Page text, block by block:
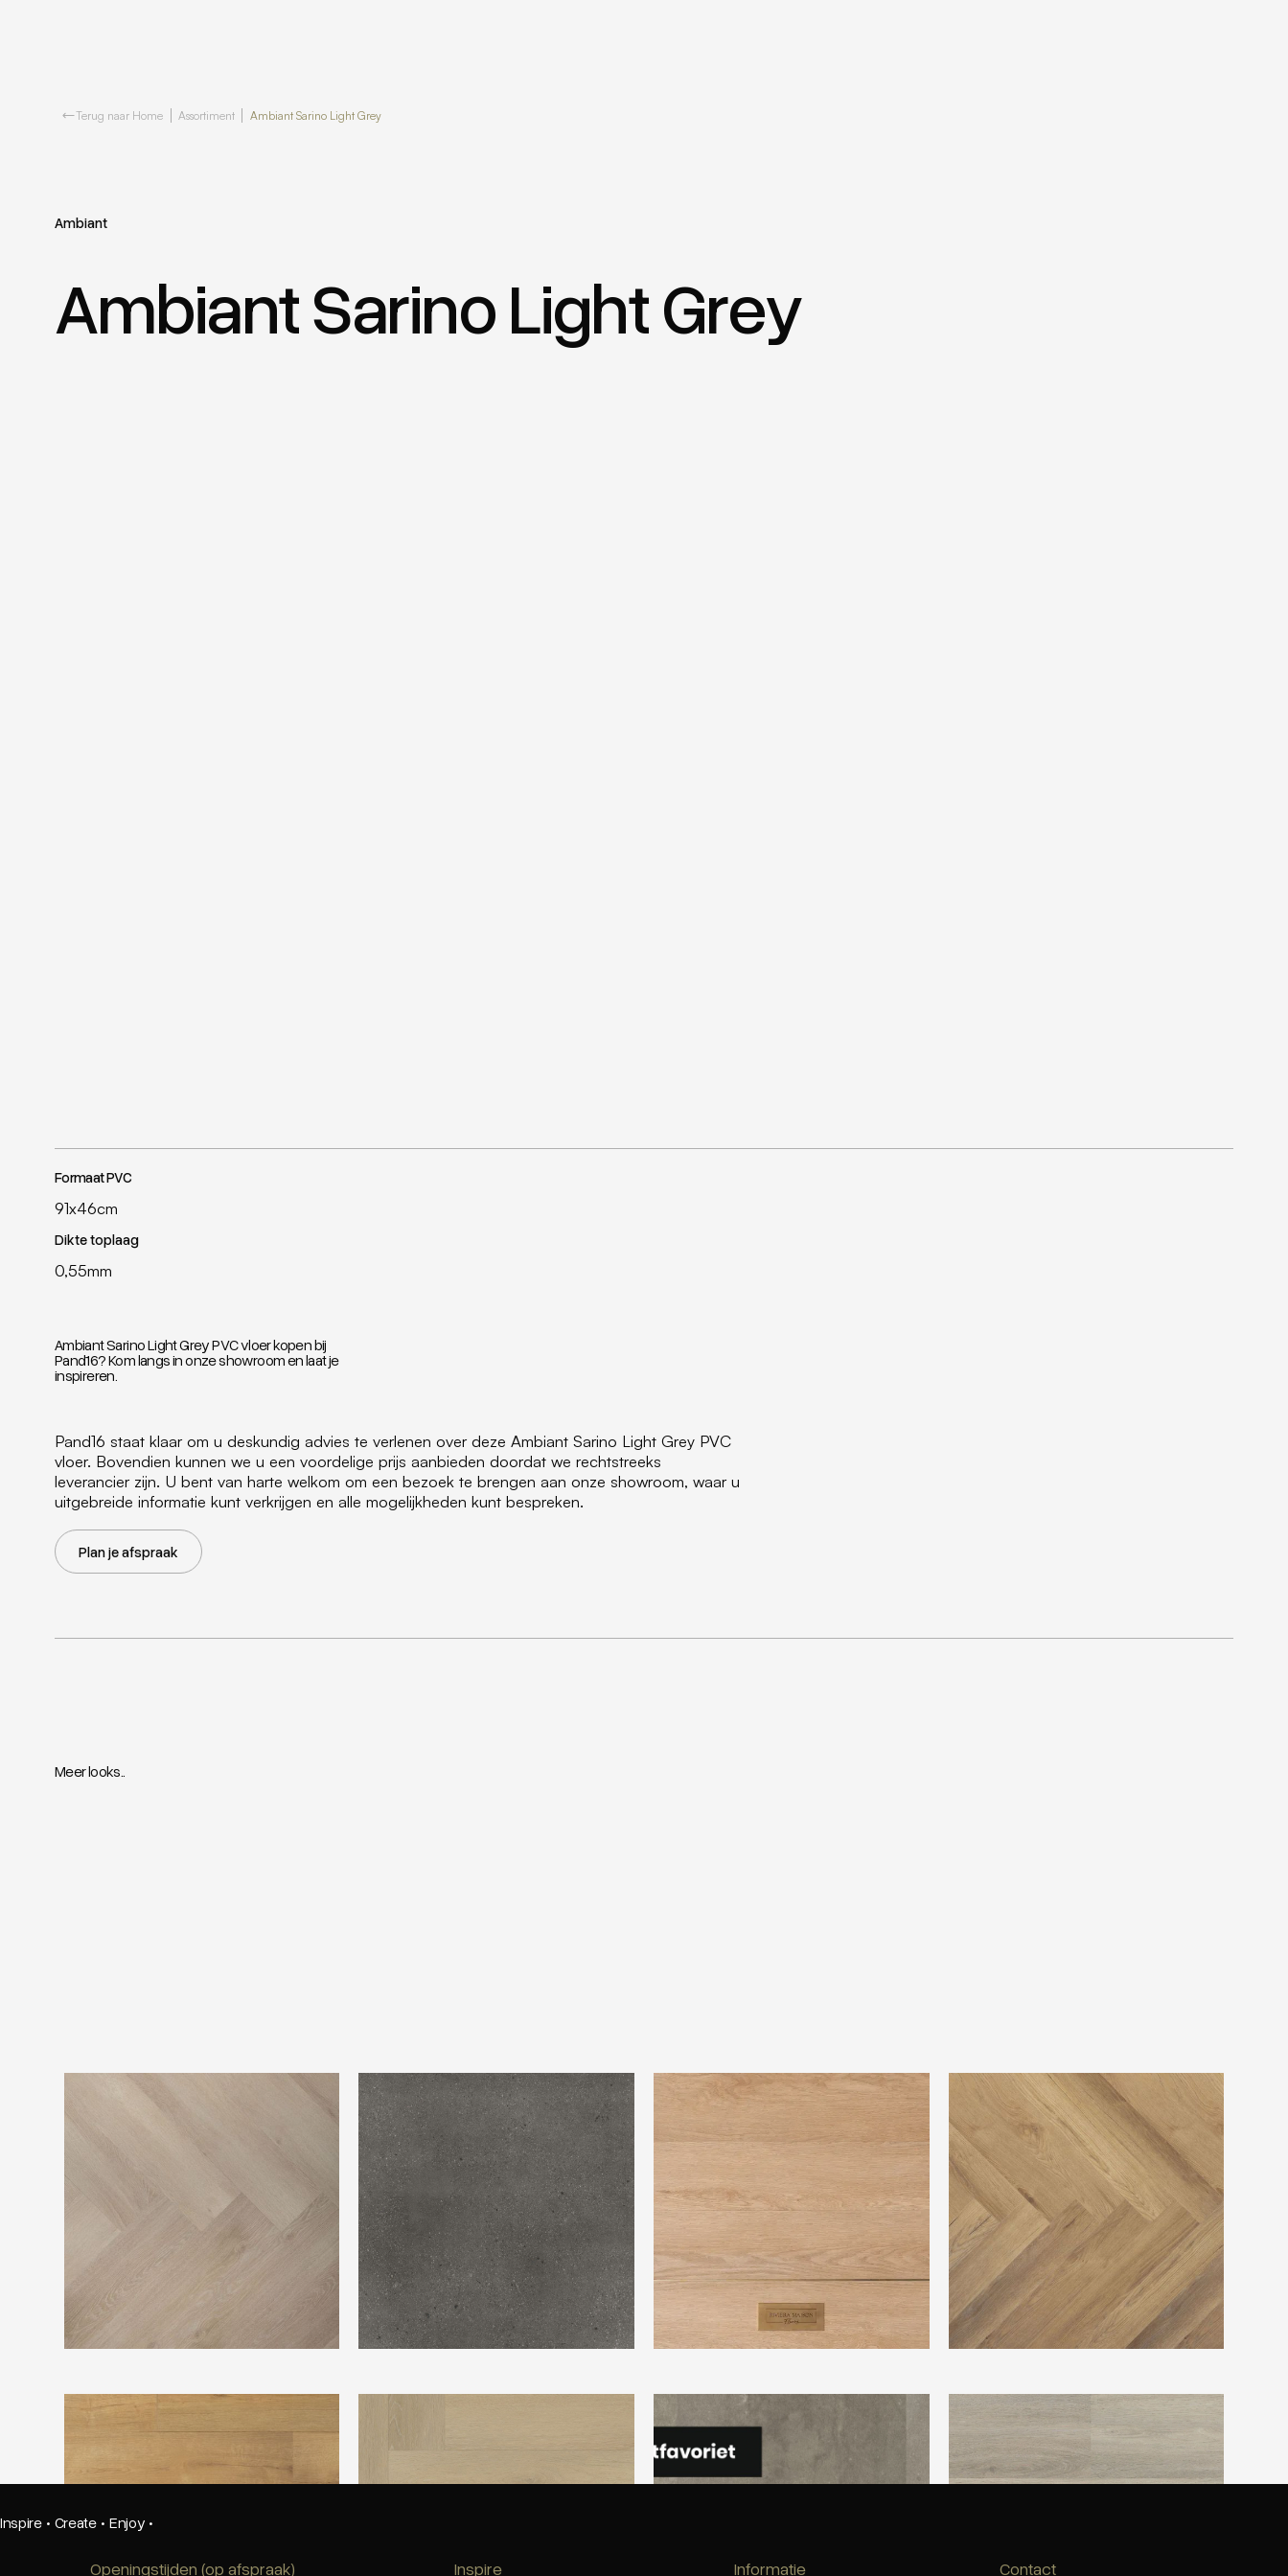
Terug naar Home Assortiment Ambiant Sarino Light Grey
Ambiant
Ambiant Sarino Light Grey
Formaat PVC
91x46cm
Dikte toplaag
0,55mm
Ambiant Sarino Light Grey PVC vloer kopen bij
Pand16? Kom langs in onze showroom en laat je
inspireren.
Pand16 staat klaar om u deskundig advies te verlenen over deze Ambiant Sarino Light Grey PVC
vloer. Bovendien kunnen we u een voordelige prijs aanbieden doordat we rechtstreeks
leverancier zijn. U bent van harte welkom om een bezoek te brengen aan onze showroom, waar u
uitgebreide informatie kunt verkrijgen en alle mogelijkheden kunt bespreken.
Plan je afspraak
Meer looks..
Douwes Dekker Brede visgraat Vtwonen Composite antracite Rivièra Maison Long Island Collection
Longboard Bayville Wood
Douwes Dekker Trendy visgraat
gemberkoek PVC
Douwes Dekker Plank kletskop PVC Montinique Beton Design M-38211 Ambiant Avanto Light Grey
Inspire · Create · Enjoy ·
Openingstijden (op afspraak) Inspire Informatie Contact